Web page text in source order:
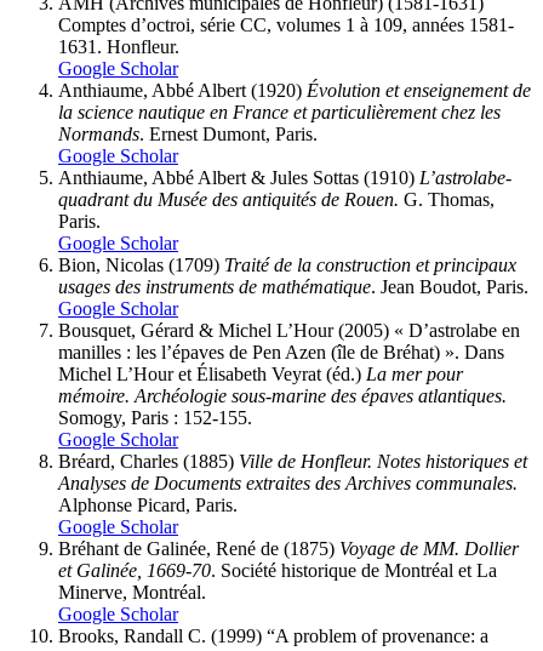
Comptes d’octroi, série CC, volumes 1 à 109, années 1581-
1631. Honfleur.
Google Scholar
Anthiaume, Abbé Albert (1920) Évolution et enseignement de
la science nautique en France et particulièrement chez les
Normands. Ernest Dumont, Paris.
Google Scholar
Anthiaume, Abbé Albert & Jules Sottas (1910) L’astrolabe-
quadrant du Musée des antiquités de Rouen. G. Thomas,
Paris.
Google Scholar
Bion, Nicolas (1709) Traité de la construction et principaux
usages des instruments de mathématique. Jean Boudot, Paris.
Google Scholar
Bousquet, Gérard & Michel L’Hour(2005) « D’astrolabe en
manilles : les l’épaves de Pen Azen (île de Bréhat) ». Dans
Michel L’Hour et Élisabeth Veyrat (éd.) La mer pour
mémoire. Archéologie sous-marine des épaves atlantiques.
Somogy, Paris : 152-155.
Google Scholar
Bréard, Charles (1885) Ville de Honfleur. Notes historiques et
Analyses de Documents extraites des Archives communales.
Alphonse Picard, Paris.
Google Scholar
Bréhant de Galinée, René de (1875) Voyage de MM. Dollier
et Galinée, 1669-70. Société historique de Montréal et La
Minerve, Montréal.
Google Scholar
Brooks, Randall C. (1999) “A problem of provenance: a